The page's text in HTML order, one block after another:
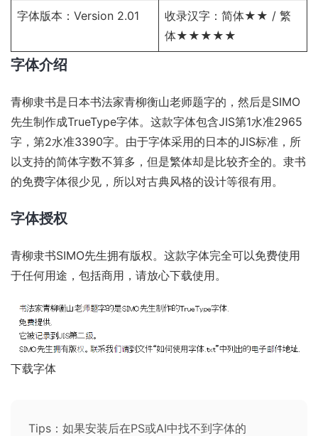
字体版本：Version 2.01
收录汉字：简体★★ / 繁
体★★★★★
字体介绍
青柳隶书是日本书法家青柳衡山老师题字的，然后是SIMO
先生制作成TrueType字体。这款字体包含JIS第1水准2965
字，第2水准3390字。由于字体采用的日本的JIS标准，所
以支持的简体字数不算多，但是繁体却是比较齐全的。隶书
的免费字体很少见，所以对古典风格的设计等很有用。
字体授权
青柳隶书SIMO先生拥有版权。这款字体完全可以免费使用
于任何用途，包括商用，请放心下载使用。
下载字体
Tips：如果安装后在PS或AI中找不到字体的